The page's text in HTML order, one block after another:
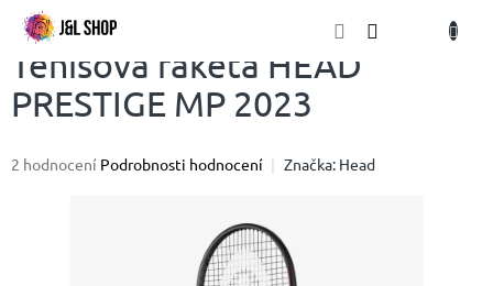
Přejít
obsahTenisová raketa HEAD
PRESTIGE MP 2023
Průměrné
2 hodnocení Podrobnosti hodnocení Značka: Head